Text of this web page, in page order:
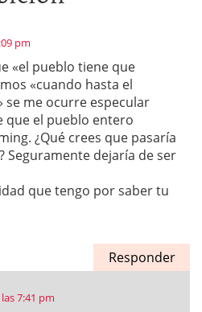
pm
«el pueblo tiene que
«cuando hasta el
se me ocurre especular
que el pueblo entero
¿Qué crees que pasaría
Seguramente dejaría de ser
que tengo por saber tu
Responder
7:41 pm